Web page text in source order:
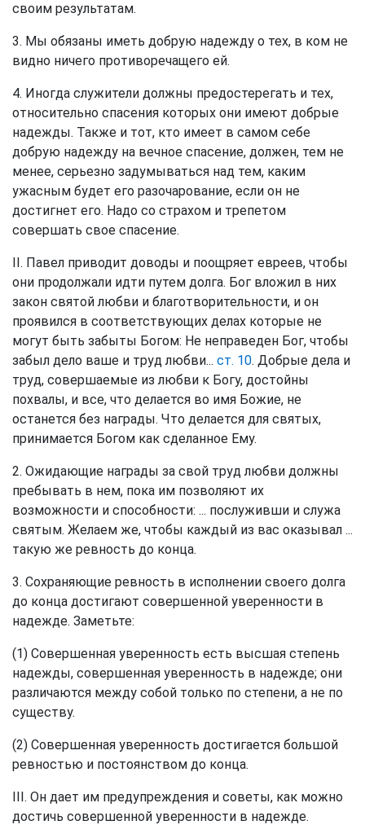
своим результатам.
3. Мы обязаны иметь добрую надежду о тех, в ком не
видно ничего противоречащего ей.
4. Иногда служители должны предостерегать и тех,
относительно спасения которых они имеют добрые
надежды. Также и тот, кто имеет в самом себе
добрую надежду на вечное спасение, должен, тем не
менее, серьезно задумываться над тем, каким
ужасным будет его разочарование, если он не
достигнет его. Надо со страхом и трепетом
совершать свое спасение.
II. Павел приводит доводы и поощряет евреев, чтобы
они продолжали идти путем долга. Бог вложил в них
закон святой любви и благотворительности, и он
проявился в соответствующих делах которые не
могут быть забыты Богом: Не неправеден Бог, чтобы
забыл дело ваше и труд любви... ст. 10. Добрые дела и
труд, совершаемые из любви к Богу, достойны
похвалы, и все, что делается во имя Божие, не
останется без награды. Что делается для святых,
принимается Богом как сделанное Ему.
2. Ожидающие награды за свой труд любви должны
пребывать в нем, пока им позволяют их
возможности и способности: ... послуживши и служа
святым. Желаем же, чтобы каждый из вас оказывал ...
такую же ревность до конца.
3. Сохраняющие ревность в исполнении своего долга
до конца достигают совершенной уверенности в
надежде. Заметьте:
(1) Совершенная уверенность есть высшая степень
надежды, совершенная уверенность в надежде; они
различаются между собой только по степени, а не по
существу.
(2) Совершенная уверенность достигается большой
ревностью и постоянством до конца.
III. Он дает им предупреждения и советы, как можно
достичь совершенной уверенности в надежде.